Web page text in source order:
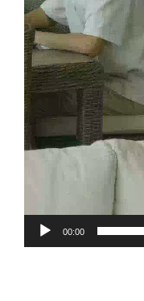
00:00